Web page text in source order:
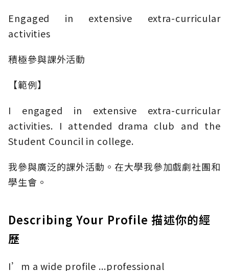
Engaged in extensive extra-curricular
activities
積極參與課外活動
【範例】
I engaged in extensive extra-curricular
activities. I attended drama club and the
Student Council in college.
我參與廣泛的課外活動。在大學我參加戲劇社團和
學生會。
Describing Your Profile 描述你的經
歷
I’m a wide profile ...professional